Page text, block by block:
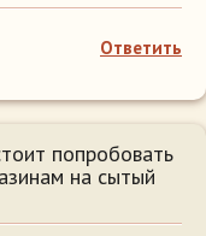
Ответить
попробовать
на сытый